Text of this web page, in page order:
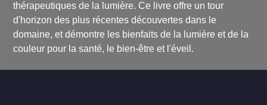
thérapeutiques de la lumière. Ce livre offre un tour
d'horizon des plus récentes découvertes dans le
domaine, et démontre les bienfaits de la lumière et de la
couleur pour la santé, le bien-être et l'éveil.